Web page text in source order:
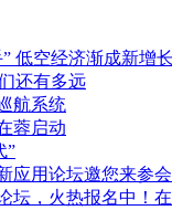
低空经济渐成新增
还有多远
航系统
蓉启动
”
应用论坛邀您来参会
坛，火热报名中！在